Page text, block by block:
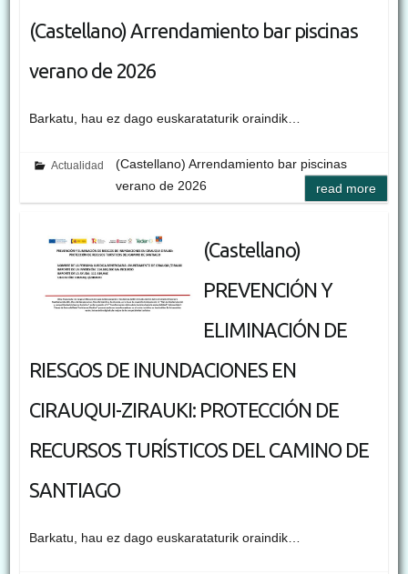
(Castellano) Arrendamiento bar piscinas
verano de 2026
Barkatu, hau ez dago euskarataturik oraindik…
Actualidad
(Castellano) Arrendamiento bar piscinas
verano de 2026
read more
(Castellano)
PREVENCIÓN Y
ELIMINACIÓN DE
RIESGOS DE INUNDACIONES EN
CIRAUQUI-ZIRAUKI: PROTECCIÓN DE
RECURSOS TURÍSTICOS DEL CAMINO DE
SANTIAGO
Barkatu, hau ez dago euskarataturik oraindik…